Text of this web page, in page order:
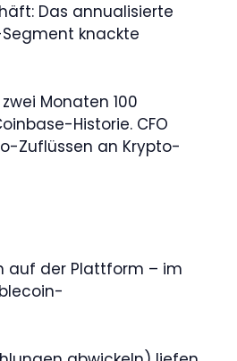
Das annualisierte
knackte
Monaten 100
Historie. CFO
Zuflüssen an Krypto-
auf der Plattform – im